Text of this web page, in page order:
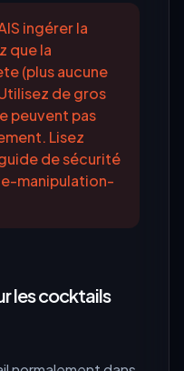
ingérer la
que la
(plus aucune
de gros
peuvent pas
Lisez
de sécurité
manipulation-
les cocktails